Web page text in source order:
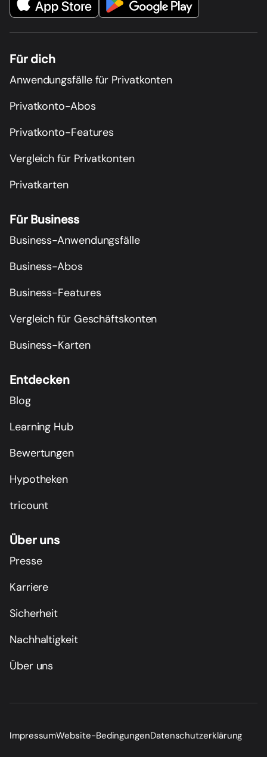
Für dich
Anwendungsfälle für Privatkonten
Privatkonto-Abos
Privatkonto-Features
Vergleich für Privatkonten
Privatkarten
Für Business
Business-Anwendungsfälle
Business-Abos
Business-Features
Vergleich für Geschäftskonten
Business-Karten
Entdecken
Blog
Learning Hub
Bewertungen
Hypotheken
tricount
Über uns
Presse
Karriere
Sicherheit
Nachhaltigkeit
Über uns
ImpressumWebsite-BedingungenDatenschutzerklärung